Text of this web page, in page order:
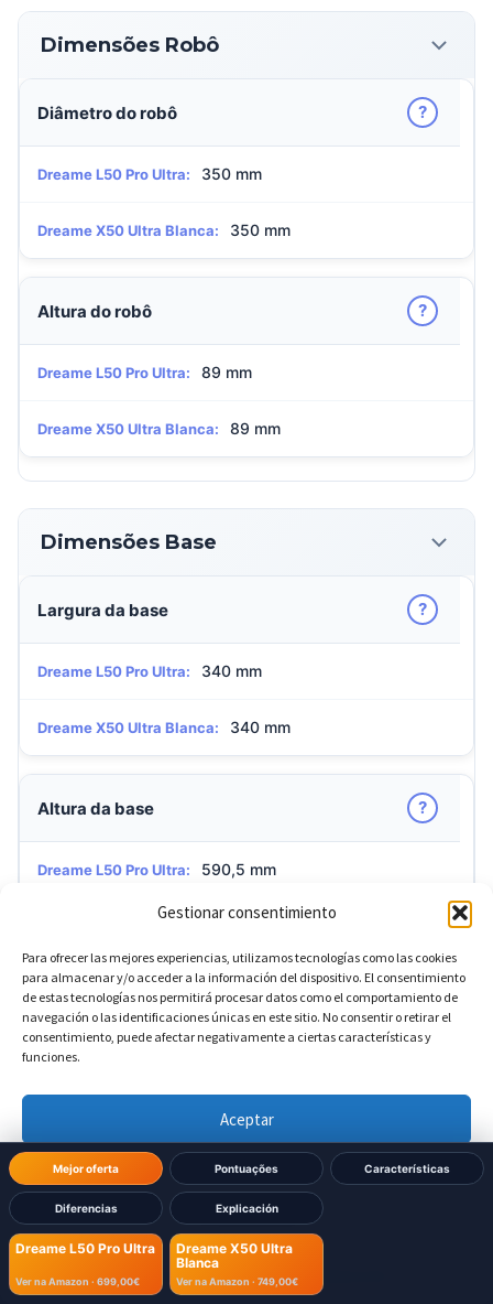
Gestionar consentimiento
Para ofrecer las mejores experiencias, utilizamos tecnologías como las cookies
para almacenar y/o acceder a la información del dispositivo. El consentimiento
de estas tecnologías nos permitirá procesar datos como el comportamiento de
navegación o las identificaciones únicas en este sitio. No consentir o retirar el
consentimiento, puede afectar negativamente a ciertas características y
funciones.
Aceptar
Denegar
Ver preferencias
Política de cookies Política de Privacidad
Mejor oferta Pontuações Características
Diferencias Explicación
Dreame L50 Pro Ultra
Ver na Amazon · 699,00€
Dreame X50 Ultra
Blanca
Ver na Amazon · 749,00€
Dimensões Robô
Diâmetro do robô ?
Dreame L50 Pro Ultra: 350 mm
Dreame X50 Ultra Blanca: 350 mm
Altura do robô ?
Dreame L50 Pro Ultra: 89 mm
Dreame X50 Ultra Blanca: 89 mm
Dimensões Base
Largura da base ?
Dreame L50 Pro Ultra: 340 mm
Dreame X50 Ultra Blanca: 340 mm
Altura da base ?
Dreame L50 Pro Ultra: 590,5 mm
Profundidade da base ?
456,7 mm